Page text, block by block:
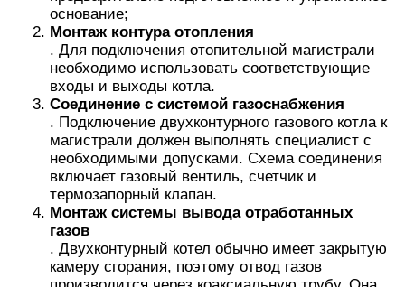
основание;
Монтаж контура отопления
. Для подключения отопительной магистрали
необходимо использовать соответствующие
входы и выходы котла.
Соединение с системой газоснабжения
. Подключение двухконтурного газового котла к
магистрали должен выполнять специалист с
необходимыми допусками. Схема соединения
включает газовый вентиль, счетчик и
термозапорный клапан.
Монтаж системы вывода отработанных
газов
. Двухконтурный котел обычно имеет закрытую
камеру сгорания, поэтому отвод газов